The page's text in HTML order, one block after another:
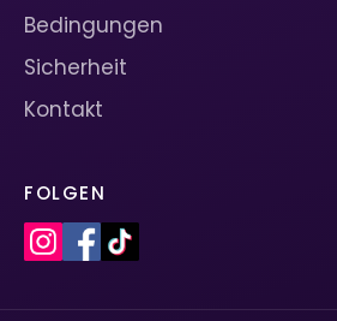
Bedingungen
Sicherheit
Kontakt
FOLGEN